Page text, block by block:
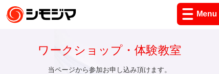
Menu
ワークショップ・体験教室
当ページから参加お申し込み頂けます。